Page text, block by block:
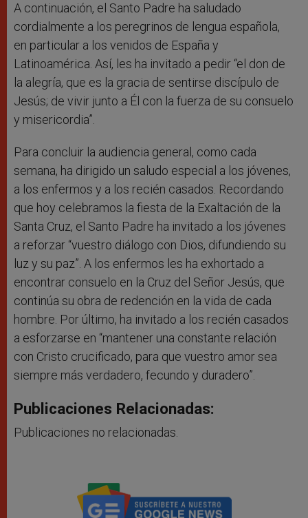
A continuación, el Santo Padre ha saludado
cordialmente a los peregrinos de lengua española,
en particular a los venidos de España y
Latinoamérica. Así, les ha invitado a pedir “el don de
la alegría, que es la gracia de sentirse discípulo de
Jesús; de vivir junto a Él con la fuerza de su consuelo
y misericordia”.
Para concluir la audiencia general, como cada
semana, ha dirigido un saludo especial a los jóvenes,
a los enfermos y a los recién casados. Recordando
que hoy celebramos la fiesta de la Exaltación de la
Santa Cruz, el Santo Padre ha invitado a los jóvenes
a reforzar “vuestro diálogo con Dios, difundiendo su
luz y su paz”. A los enfermos les ha exhortado a
encontrar consuelo en la Cruz del Señor Jesús, que
continúa su obra de redención en la vida de cada
hombre. Por último, ha invitado a los recién casados
a esforzarse en “mantener una constante relación
con Cristo crucificado, para que vuestro amor sea
siempre más verdadero, fecundo y duradero”.
Publicaciones Relacionadas:
Publicaciones no relacionadas.